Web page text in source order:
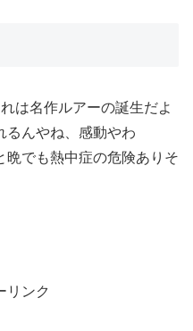
は名作ルアーの誕生だよ
るんやね、感動やわ
晩でも熱中症の危険ありそ
リンク